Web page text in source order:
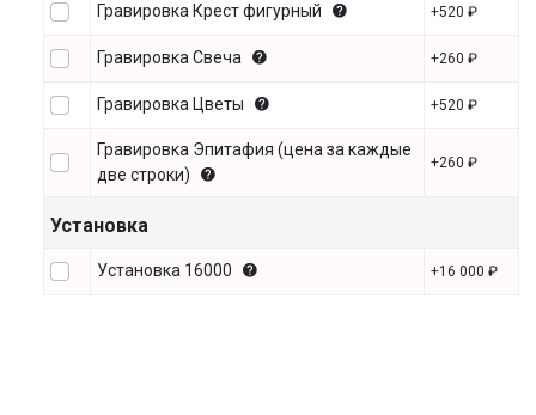
Гравировка Крест фигурный +520 ₽
Гравировка Свеча +260 ₽
Гравировка Цветы +520 ₽
Гравировка Эпитафия (цена за каждые
две строки)
+260 ₽
Установка
Установка 16000 +16 000 ₽